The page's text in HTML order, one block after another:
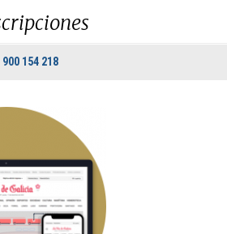
900 154 218